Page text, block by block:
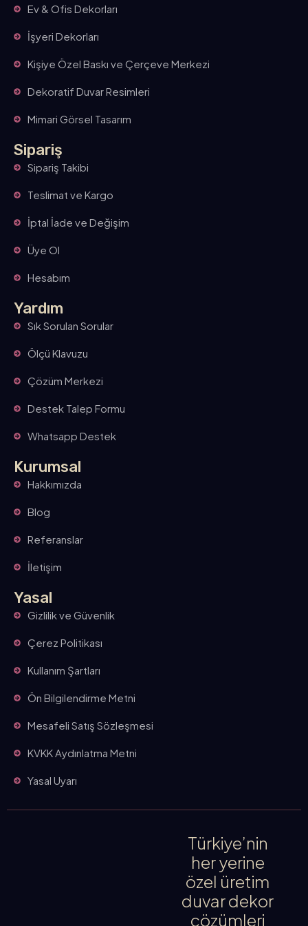
Ev & Ofis Dekorları
İşyeri Dekorları
Kişiye Özel Baskı ve Çerçeve Merkezi
Dekoratif Duvar Resimleri
Mimari Görsel Tasarım
Sipariş
Sipariş Takibi
Teslimat ve Kargo
İptal İade ve Değişim
Üye Ol
Hesabım
Yardım
Sık Sorulan Sorular
Ölçü Klavuzu
Çözüm Merkezi
Destek Talep Formu
Whatsapp Destek
Kurumsal
Hakkımızda
Blog
Referanslar
İletişim
Yasal
Gizlilik ve Güvenlik
Çerez Politikası
Kullanım Şartları
Ön Bilgilendirme Metni
Mesafeli Satış Sözleşmesi
KVKK Aydınlatma Metni
Yasal Uyarı
Türkiye’nin
her yerine
özel üretim
duvar dekor
çözümleri